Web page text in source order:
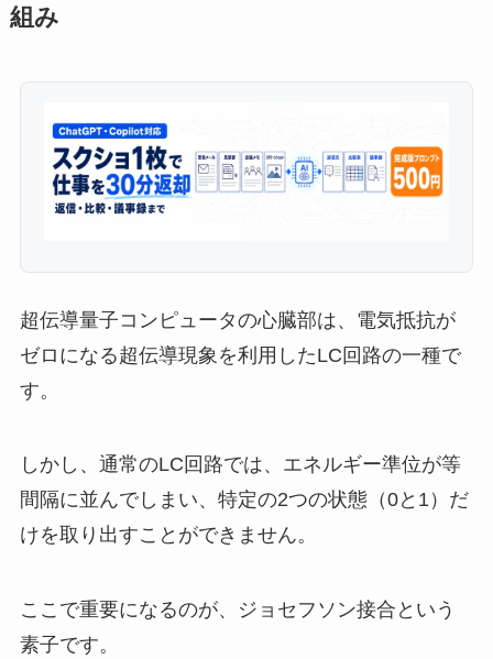
組み
超伝導量子コンピュータの心臓部は、電気抵抗が
ゼロになる超伝導現象を利用したLC回路の一種で
す。
しかし、通常のLC回路では、エネルギー準位が等
間隔に並んでしまい、特定の2つの状態（0と1）だ
けを取り出すことができません。
ここで重要になるのが、ジョセフソン接合という
素子です。